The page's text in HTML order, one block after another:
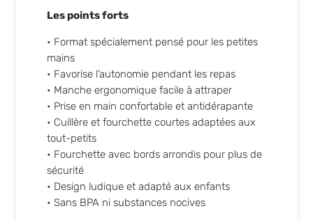
Les points forts
• Format spécialement pensé pour les petites
mains
• Favorise l’autonomie pendant les repas
• Manche ergonomique facile à attraper
• Prise en main confortable et antidérapante
• Cuillère et fourchette courtes adaptées aux
tout-petits
• Fourchette avec bords arrondis pour plus de
sécurité
• Design ludique et adapté aux enfants
• Sans BPA ni substances nocives